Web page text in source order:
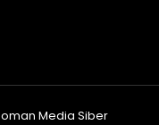
Media Siber